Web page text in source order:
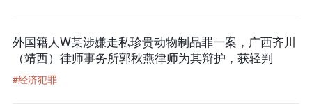
外国籍人W某涉嫌走私珍贵动物制品罪一案，广西齐川
（靖西）律师事务所郭秋燕律师为其辩护，获轻判
#经济犯罪